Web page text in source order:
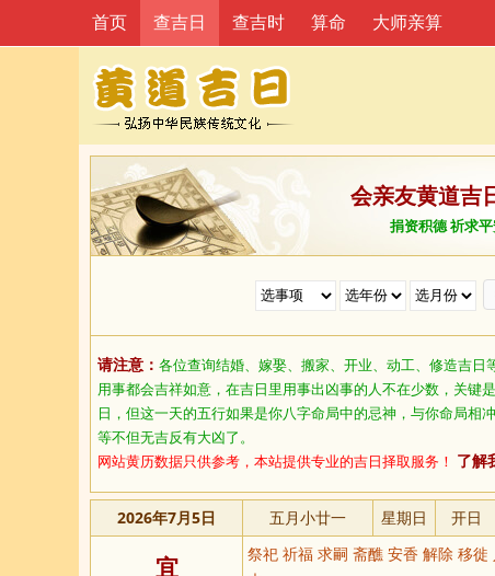
首页 查吉日 查吉时 算命 大师亲算
会亲友黄道吉
捐资积德 祈求
请注意： 各位查询结婚、嫁娶、搬家、开业、动工、修造吉
用事都会吉祥如意，在吉日里用事出凶事的人不在少数，关键
日，但这一天的五行如果是你八字命局中的忌神，与你命局相
等不但无吉反有大凶了。
网站黄历数据只供参考，本站提供专业的吉日择取服务！ 了解
2026年7月5日 五月小廿一 星期日 开日
宜 祭祀 祈福 求嗣 斋醮 安香 解除 移徙